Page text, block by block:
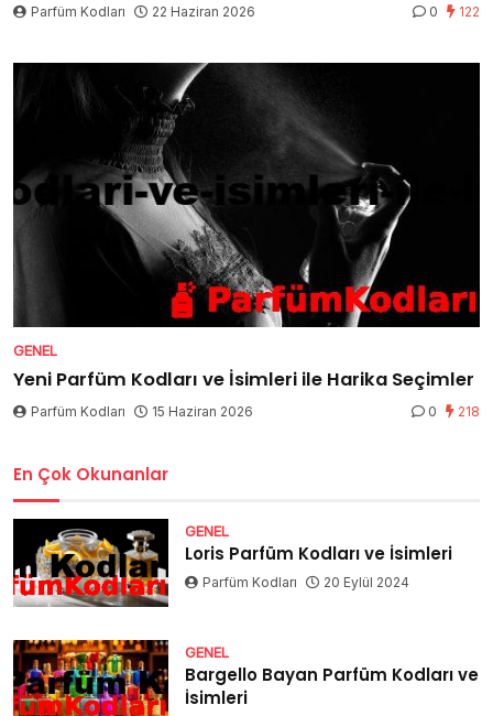
Parfüm Kodları 22 Haziran 2026 0 122
GENEL
Yeni Parfüm Kodları ve İsimleri ile Harika Seçimler
Parfüm Kodları 15 Haziran 2026 0 218
En Çok Okunanlar
GENEL
Loris Parfüm Kodları ve İsimleri
Parfüm Kodları 20 Eylül 2024
GENEL
Bargello Bayan Parfüm Kodları ve
İsimleri